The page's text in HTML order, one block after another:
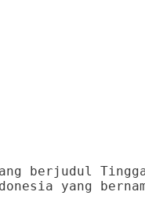
berjudul Tinggal
yang